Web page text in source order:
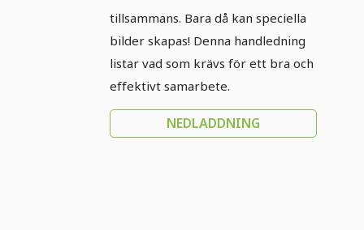
tillsammans. Bara då kan speciella
bilder skapas! Denna handledning
listar vad som krävs för ett bra och
effektivt samarbete.
NEDLADDNING